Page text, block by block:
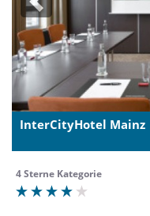
Previous
InterCityHotel Mainz
4 Sterne Kategorie